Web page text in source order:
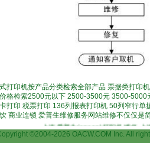
打印机按产品分类检索全部产品 票据类打印
格检索2500元以下 2500-3500元 3500-
打印 税票打印 136列报表打印机 50列窄行单
商业连锁 爱普生维修服务网站维修不仅仅是
上海爱普生(epson)打印机维修,上海爱普
©2004-2026 OACW.COM Inc. All